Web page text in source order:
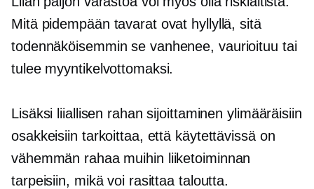
Mitä pidempään tavarat ovat hyllyllä, sitä
todennäköisemmin se vanhenee, vaurioituu tai
tulee myyntikelvottomaksi.
Lisäksi liiallisen rahan sijoittaminen ylimääräisiin
osakkeisiin tarkoittaa, että käytettävissä on
vähemmän rahaa muihin liiketoiminnan
tarpeisiin, mikä voi rasittaa taloutta.